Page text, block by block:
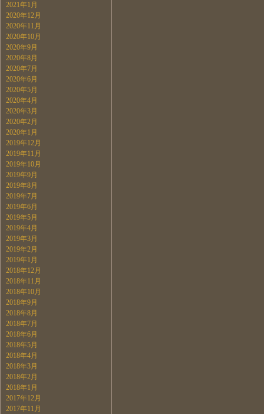
2021年1月
2020年12月
2020年11月
2020年10月
2020年9月
2020年8月
2020年7月
2020年6月
2020年5月
2020年4月
2020年3月
2020年2月
2020年1月
2019年12月
2019年11月
2019年10月
2019年9月
2019年8月
2019年7月
2019年6月
2019年5月
2019年4月
2019年3月
2019年2月
2019年1月
2018年12月
2018年11月
2018年10月
2018年9月
2018年8月
2018年7月
2018年6月
2018年5月
2018年4月
2018年3月
2018年2月
2018年1月
2017年12月
2017年11月